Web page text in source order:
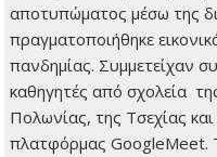
αποτυπώματος μέσω της
πραγματοποιήθηκε
πανδημίας. Συμμετείχαν
καθηγητές από σχολεία
Πολωνίας, της Τσεχίας
πλατφόρμας GoogleMeet.